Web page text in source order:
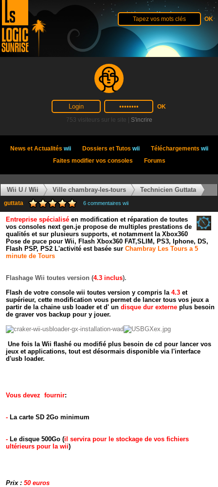
753 visiteurs sur le site | S'incrire
News et Actualités wii Dossiers et Tutos wii Téléchargements wii
Faites modifier vos consoles
Forums
Wii U / Wii Ville chambray-les-tours Technicien Guttata
guttata 6 commentaires wii
Entreprise spécialisé en modification et réparation de toutes
vos consoles next gen.je propose de multiples prestations de
qualités et sur plusieurs supports, et notamment la Xbox360
Pose de puce pour Wii, Flash Xbox360 FAT,SLIM, PS3, Iphone, DS,
Flash PSP, PS2 L'activité est basée sur Chambray Les Tours a 5
minute de Tours
Flashage Wii toutes version (4.3 inclus).
Flash de votre console wii toutes version y compris la 4.3 et
supérieur, cette modification vous permet de lancer tous vos jeux a
partir de la chaine usb loader et d' un disque dur externe plus besoin
de graver vos backup pour y jouer.
Une fois la Wii flashé ou modifié plus besoin de cd pour lancer vos
jeux et applications, tout est désormais disponible via l'interface
d'usb loader.
Vous devez fournir:
- La carte SD 2Go minimum
- Le disque 500Go (il servira pour le stockage de vos fichiers
ultérieurs pour la wii)
Prix : 50 euros